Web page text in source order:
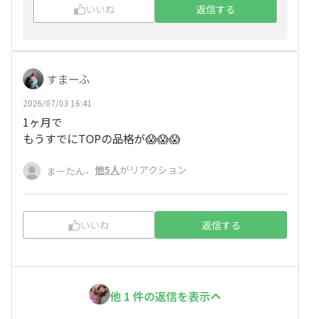
感じでした🤣
GAMEOVERになった🤣
なんやねん💦
いいね 返信する
すまーふ
2026/07/03 16:41
1ヶ月で
もうすでにTOPの品格が😱😱😱
まーたん、 他5人がリアクション
いいね 返信する
他 1 件の返信を表示